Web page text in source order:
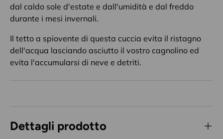
dal caldo sole d'estate e dall'umidità e dal freddo
durante i mesi invernali.
Il tetto a spiovente di questa cuccia evita il ristagno
dell'acqua lasciando asciutto il vostro cagnolino ed
evita l'accumularsi di neve e detriti.
Dettagli prodotto